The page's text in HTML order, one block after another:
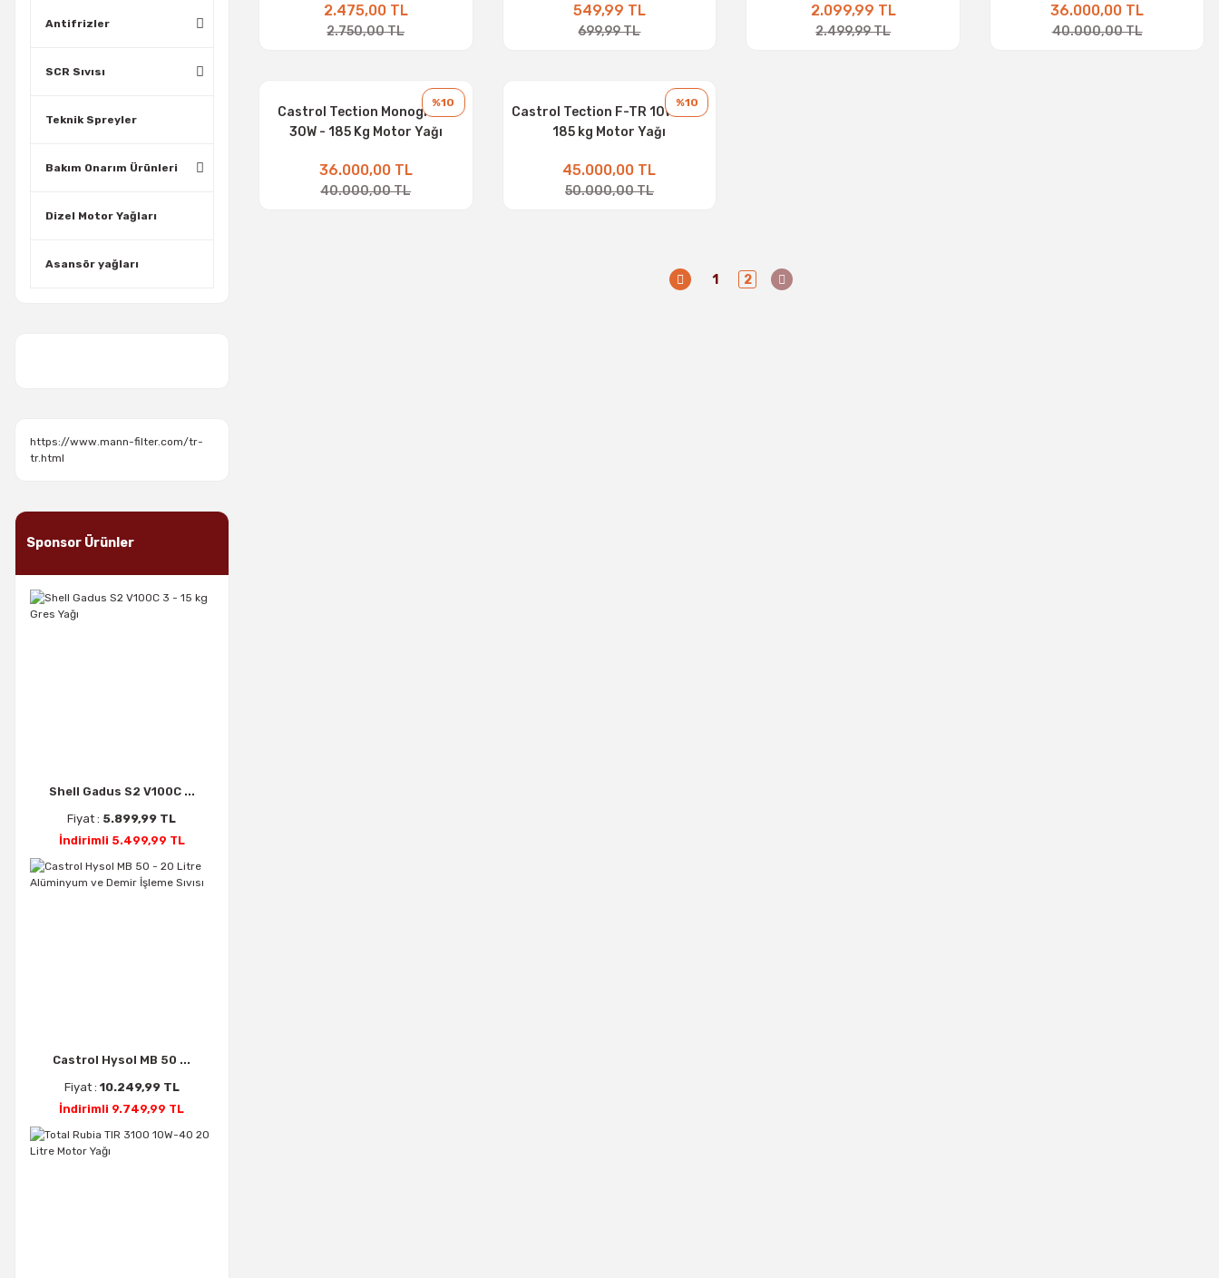
Antifrizler
SCR Sıvısı
Teknik Spreyler
Bakım Onarım Ürünleri
Dizel Motor Yağları
Asansör yağları
https://www.mann-filter.com/tr-
tr.html
Sponsor Ürünler
Shell Gadus S2 V100C ...
Fiyat : 5.899,99 TL
İndirimli 5.499,99 TL
Castrol Hysol MB 50 ...
Fiyat : 10.249,99 TL
İndirimli 9.749,99 TL
2.475,00 TL
2.750,00 TL
549,99 TL
699,99 TL
2.099,99 TL
2.499,99 TL
36.000,00 TL
40.000,00 TL
%10
Castrol Tection Monograde
30W - 185 Kg Motor Yağı
36.000,00 TL
40.000,00 TL
%10
Castrol Tection F-TR 10W-30 -
185 kg Motor Yağı
45.000,00 TL
50.000,00 TL
1 2